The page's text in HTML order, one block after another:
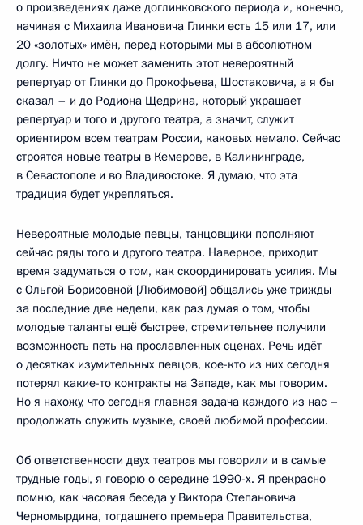
о произведениях даже доглинковского периода и, конечно,
начиная с Михаила Ивановича Глинки есть 15 или 17, или
20 «золотых» имён, перед которыми мы в абсолютном
долгу. Ничто не может заменить этот невероятный
репертуар от Глинки до Прокофьева, Шостаковича, а я бы
сказал – и до Родиона Щедрина, который украшает
репертуар и того и другого театра, а значит, служит
ориентиром всем театрам России, каковых немало. Сейчас
строятся новые театры в Кемерове, в Калининграде,
в Севастополе и во Владивостоке. Я думаю, что эта
традиция будет укрепляться.
Невероятные молодые певцы, танцовщики пополняют
сейчас ряды того и другого театра. Наверное, приходит
время задуматься о том, как скоординировать усилия. Мы
с Ольгой Борисовной [Любимовой] общались уже трижды
за последние две недели, как раз думая о том, чтобы
молодые таланты ещё быстрее, стремительнее получили
возможность петь на прославленных сценах. Речь идёт
о десятках изумительных певцов, кое-кто из них сегодня
потерял какие-то контракты на Западе, как мы говорим.
Но я нахожу, что сегодня главная задача каждого из нас –
продолжать служить музыке, своей любимой профессии.
Об ответственности двух театров мы говорили и в самые
трудные годы, я говорю о середине 1990-х. Я прекрасно
помню, как часовая беседа у Виктора Степановича
Черномырдина, тогдашнего премьера Правительства,